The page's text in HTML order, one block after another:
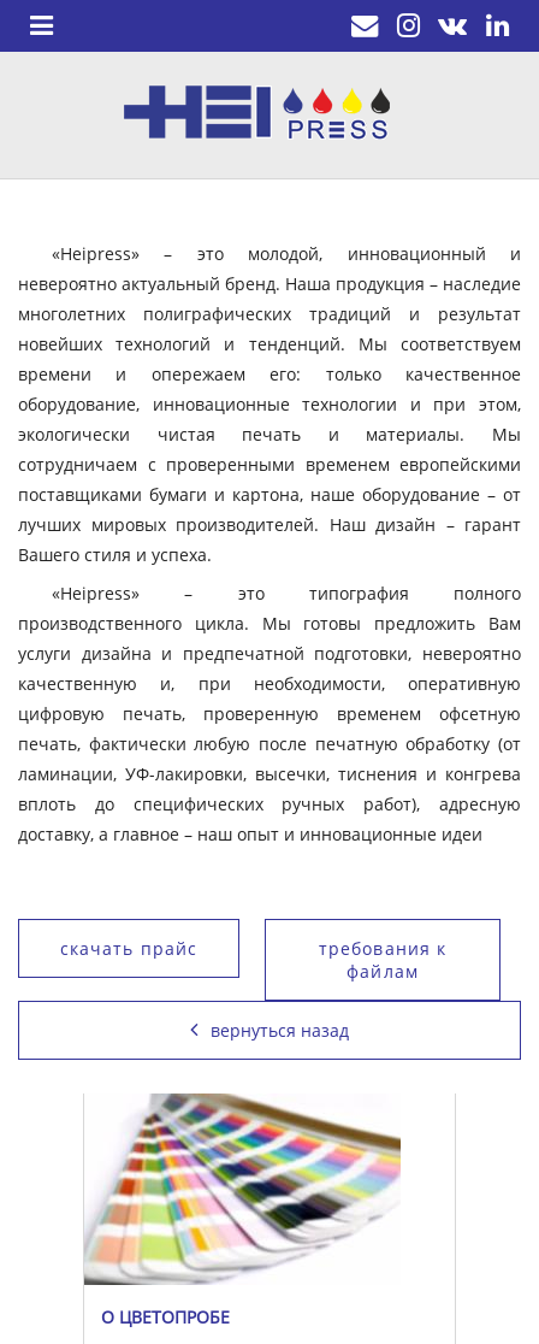
«Heipress» – это молодой, инновационный и
невероятно актуальный бренд. Наша продукция – наследие
многолетних полиграфических традиций и результат
новейших технологий и тенденций. Мы соответствуем
времени и опережаем его: только качественное
оборудование, инновационные технологии и при этом,
экологически чистая печать и материалы. Мы
сотрудничаем с проверенными временем европейскими
поставщиками бумаги и картона, наше оборудование – от
лучших мировых производителей. Наш дизайн – гарант
Вашего стиля и успеха.
«Heipress» – это типография полного
производственного цикла. Мы готовы предложить Вам
услуги дизайна и предпечатной подготовки, невероятно
качественную и, при необходимости, оперативную
цифровую печать, проверенную временем офсетную
печать, фактически любую после печатную обработку (от
ламинации, УФ-лакировки, высечки, тиснения и конгрева
вплоть до специфических ручных работ), адресную
доставку, а главное – наш опыт и инновационные идеи
скачать прайс
требования к
файлам
вернуться назад
О ЦВЕТОПРОБЕ